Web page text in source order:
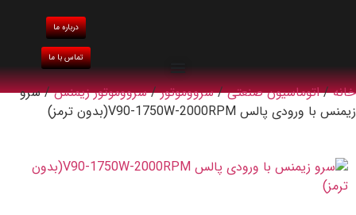
درباره ما
تماس با ما
خانه/اتوماسیون صنعتی/سرووموتور/سرووموتور زیمنس/ سرو
زیمنس با ورودی پالس V90-1750W-2000RPM(بدون ترمز)